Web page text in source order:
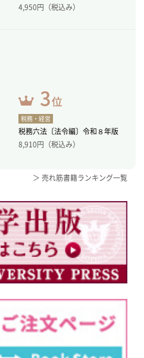
4,950円（税込み）
税務・経営
税務六法〔法令編〕令和８年版
8,910円（税込み）
＞ 売れ筋書籍ランキング一覧